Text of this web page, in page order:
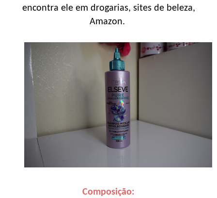
encontra ele em drogarias, sites de beleza,
Amazon.
Composição: